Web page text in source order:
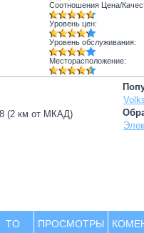
Соотношения Цена/
Уровень цен:
Уровень обслуживания:
Месторасположение:
(2 км от МКАД)
TO ПРОСМОТРЫ